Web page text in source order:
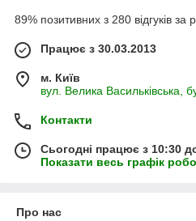
89% позитивних з 280 відгуків за
Працює з 30.03.2013
м. Київ
вул. Велика Васильківська,
Контакти
Сьогодні працює з 10:30
Показати весь графік
Про нас